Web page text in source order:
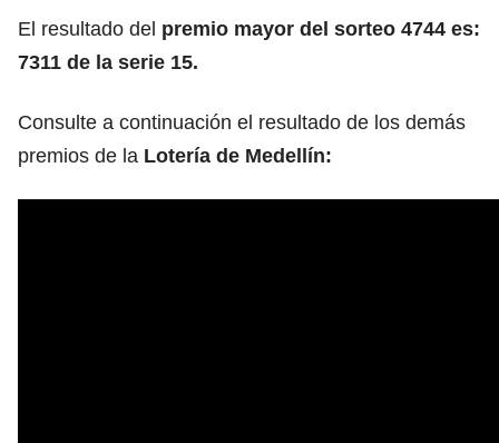
El resultado del premio mayor del sorteo 4744 es:
7311 de la serie 15.
Consulte a continuación el resultado de los demás
premios de la Lotería de Medellín: